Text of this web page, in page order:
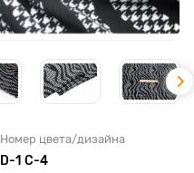
Номер цвета/дизайна
D-1 С-4